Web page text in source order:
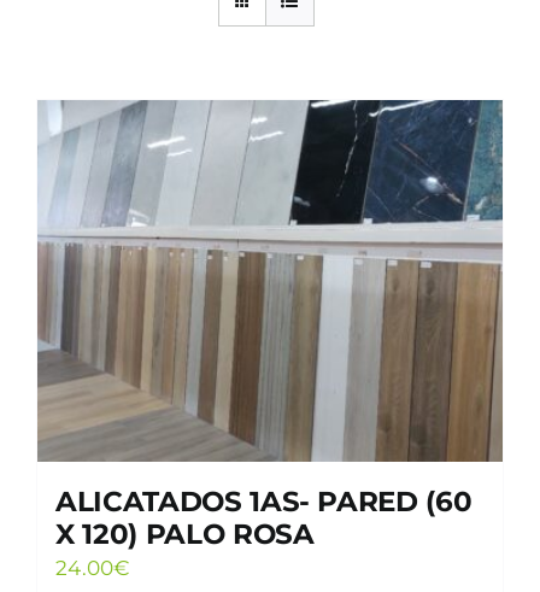
ALICATADOS 1AS- PARED (60
X 120) PALO ROSA
24.00€